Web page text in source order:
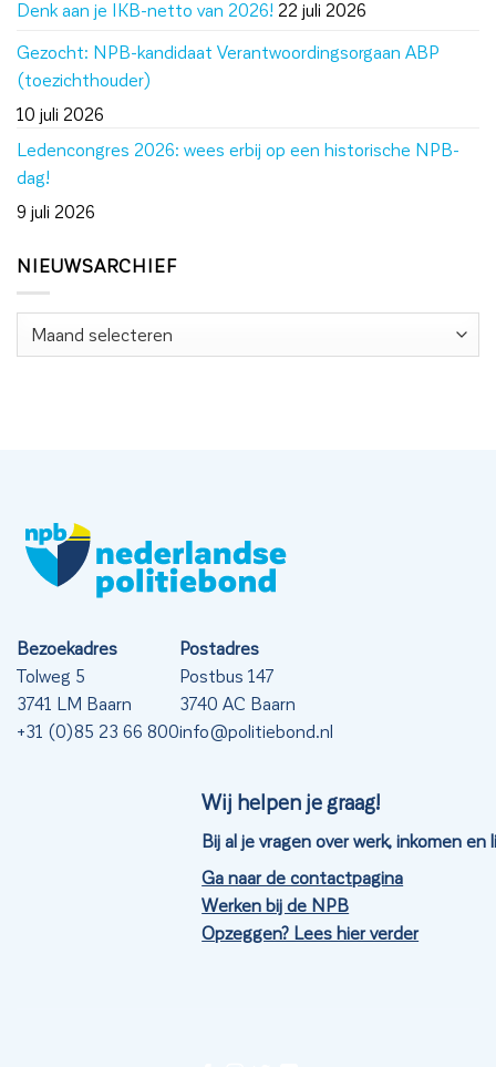
Denk aan je IKB-netto van 2026! 22 juli 2026
Gezocht: NPB-kandidaat Verantwoordingsorgaan ABP
(toezichthouder)
10 juli 2026
Ledencongres 2026: wees erbij op een historische NPB-
dag!
9 juli 2026
NIEUWSARCHIEF
Nieuwsarchief
Bezoekadres
Tolweg 5
3741 LM Baarn
+31 (0)85 23 66 800
Postadres
Postbus 147
3740 AC Baarn
info@politiebond.nl
Wij helpen je graag!
Bij al je vragen over werk, inkomen en
Ga naar de contactpagina
Werken bij de NPB
Opzeggen? Lees hier verder